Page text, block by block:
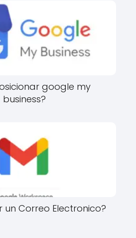
google my
business?
Correo Electronico?